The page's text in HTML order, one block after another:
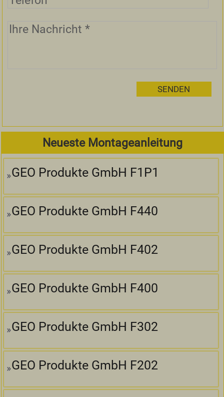
Neueste Montageanleitung
GEO Produkte GmbH F1P1
GEO Produkte GmbH F440
GEO Produkte GmbH F402
GEO Produkte GmbH F400
GEO Produkte GmbH F302
GEO Produkte GmbH F202